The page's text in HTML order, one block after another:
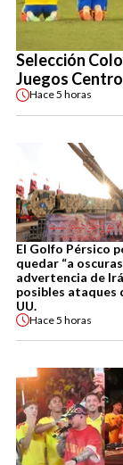
Selección
Juegos
Hace5 horas
El Golfo Pérsico
quedar “a
advertencia de
posibles ataques
UU.
Hace5 horas